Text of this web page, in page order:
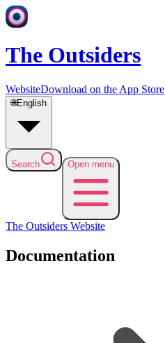
The Outsiders
WebsiteDownload on the App Store
🌐English
Search Open menu
The Outsiders Website
Documentation